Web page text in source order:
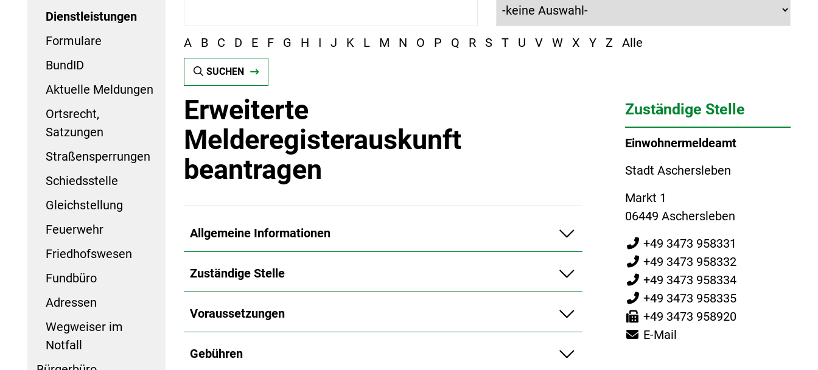
Dienstleistungen
Formulare
BundID
Aktuelle Meldungen
Ortsrecht,
Satzungen
Straßensperrungen
Schiedsstelle
Gleichstellung
Feuerwehr
Friedhofswesen
Fundbüro
Adressen
Wegweiser im
Notfall
A B C D E F G H I J K L M N O P Q R S T U V W X Y Z Alle
SUCHEN
Erweiterte
Melderegisterauskunft
beantragen
Allgemeine Informationen
Zuständige Stelle
Voraussetzungen
Gebühren
Zuständige Stelle
Einwohnermeldeamt
Stadt Aschersleben
Markt 1
06449 Aschersleben
+49 3473 958331
+49 3473 958332
+49 3473 958334
+49 3473 958335
+49 3473 958920
E-Mail